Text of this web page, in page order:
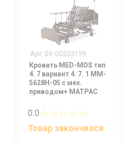
Арт. 00-00203199
Кровать MED-MOS тип
4. 7 вариант 4. 7. 1 MM-
5628H-05 c мех.
приводом+ МАТРАС
0.0☆☆☆☆☆
Товар закончился